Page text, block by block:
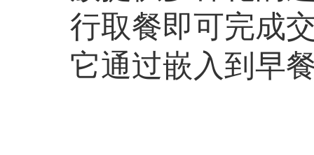
行取餐即可完成
它通过嵌入到早